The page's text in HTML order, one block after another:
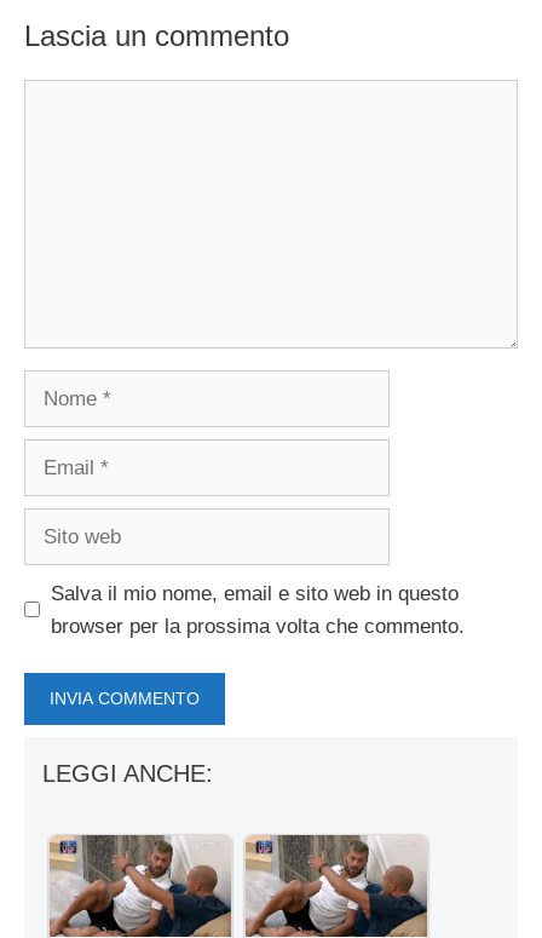
Lascia un commento
Nome
Email
Sito
Salva il mio nome, email e sito web in questo
browser per la prossima volta che commento.
LEGGI ANCHE: